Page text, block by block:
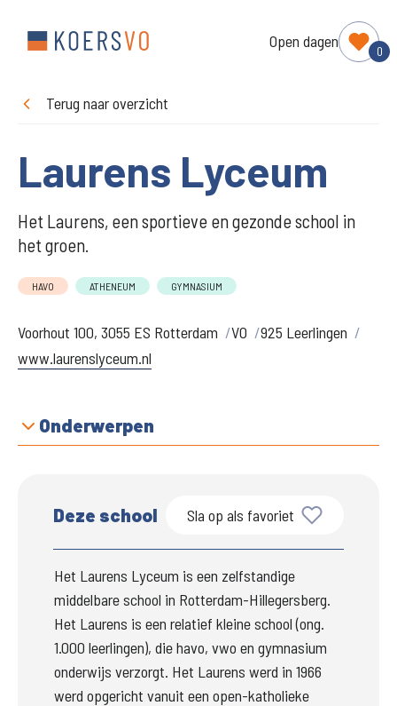
Open dagen
0
Terug naar overzicht
Laurens Lyceum
Het Laurens, een sportieve en gezonde school in
het groen.
HAVO ATHENEUM GYMNASIUM
Voorhout 100, 3055 ES Rotterdam VO
925 Leerlingen
www.laurenslyceum.nl
Onderwerpen
Deze school Sla op als favoriet
Het Laurens Lyceum is een zelfstandige
middelbare school in Rotterdam-Hillegersberg.
Het Laurens is een relatief kleine school (ong.
1.000 leerlingen), die havo, vwo en gymnasium
onderwijs verzorgt. Het Laurens werd in 1966
werd opgericht vanuit een open-katholieke